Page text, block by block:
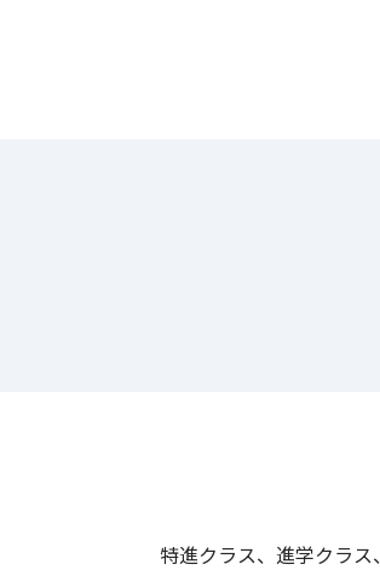
特進クラス、進学クラス